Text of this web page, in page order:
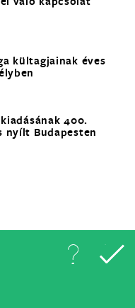
kültagjainak éves
400.
nyílt Budapesten